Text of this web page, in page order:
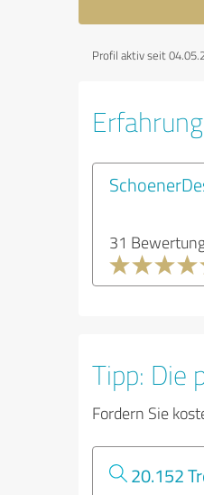
Profil aktiv seit
31
Tipp: Die
Fordern Sie
20.152